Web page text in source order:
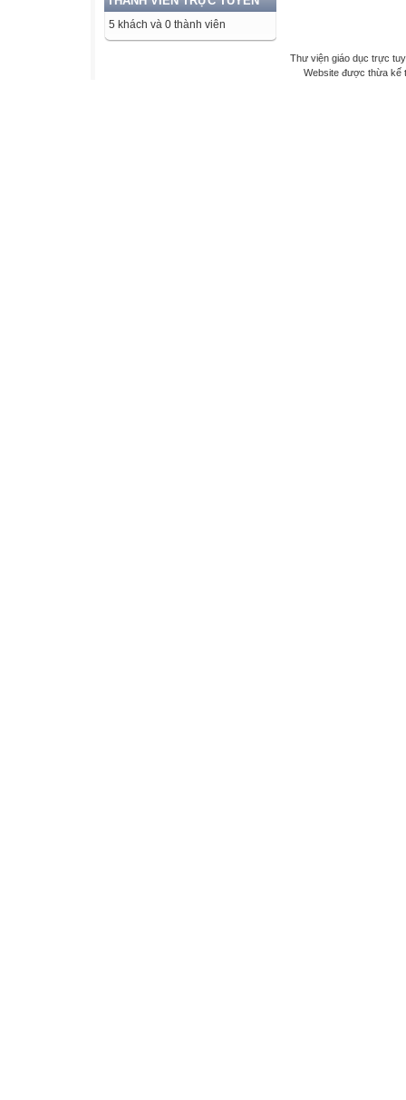
5 khách và 0 thành viên
Thư viện giáo dục trực
Website được thừa kế